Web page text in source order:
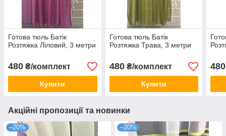
Готова тюль Батік
Розтяжка Ліловий, 3 метри
480 ₴/комплект
Купити
Готова тюль Батік
Розтяжка Трава, 3 метри
480₴/комплект
Купити
480
Акційні пропозиції та новинки
–20% –20%